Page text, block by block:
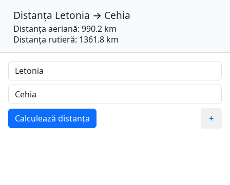
Distanța Letonia → Cehia
Distanța aeriană: 990.2 km
Distanța rutieră: 1361.8 km
Calculează distanța +